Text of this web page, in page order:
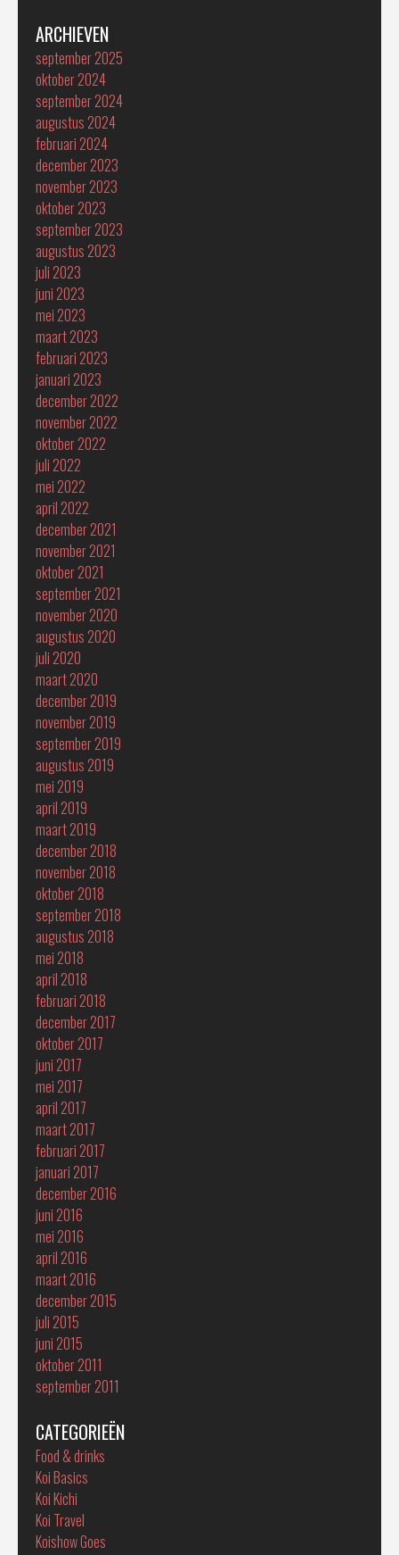
ARCHIEVEN
september 2025
oktober 2024
september 2024
augustus 2024
februari 2024
december 2023
november 2023
oktober 2023
september 2023
augustus 2023
juli 2023
juni 2023
mei 2023
maart 2023
februari 2023
januari 2023
december 2022
november 2022
oktober 2022
juli 2022
mei 2022
april 2022
december 2021
november 2021
oktober 2021
september 2021
november 2020
augustus 2020
juli 2020
maart 2020
december 2019
november 2019
september 2019
augustus 2019
mei 2019
april 2019
maart 2019
december 2018
november 2018
oktober 2018
september 2018
augustus 2018
mei 2018
april 2018
februari 2018
december 2017
oktober 2017
juni 2017
mei 2017
april 2017
maart 2017
februari 2017
januari 2017
december 2016
juni 2016
mei 2016
april 2016
maart 2016
december 2015
juli 2015
juni 2015
oktober 2011
september 2011
CATEGORIEËN
Food & drinks
Koi Basics
Koi Kichi
Koi Travel
Koishow Goes